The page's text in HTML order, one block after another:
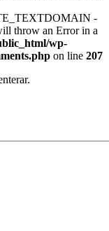
-
throw an Error in a
wp-
on line 207